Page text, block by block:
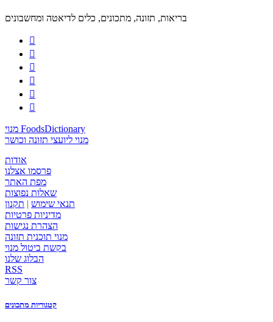
בריאות, תזונה, מתכונים, כלים לדיאטה ומחשבונים






מנוי FoodsDictionary
מנוי ליועצי תזונה וכושר
אודות
פרסמו אצלנו
מפת האתר
שאלות נפוצות
תנאי שימוש
תקנון
מדיניות פרטיות
הצהרת נגישות
מנוי תוכנית תזונה
בקשת ביטול מנוי
הבלוג שלנו
RSS
צור קשר
קטגוריות מתכונים